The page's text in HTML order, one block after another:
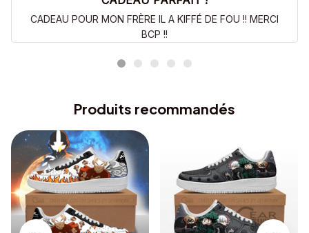
CADEAU POUR MON FRÈRE IL A KIFFÉ DE FOU !! MERCI
BCP !!
Produits recommandés